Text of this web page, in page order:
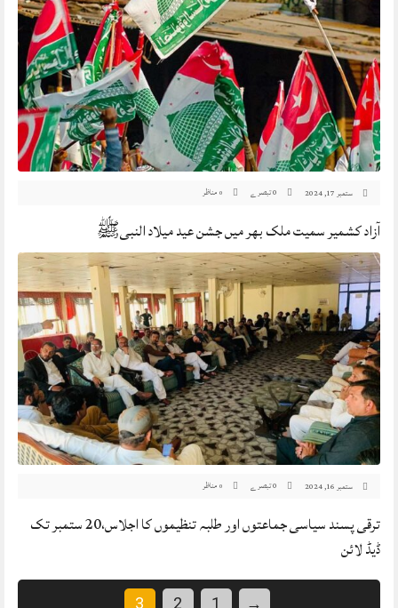
ستمبر 17, 2024 0 مناظر
آزاد کشمیر سمیت ملک بھر میں جشن عید میلاد النبیﷺ
ستمبر 16, 2024 0 مناظر
ترقی پسند سیاسی جماعتوں اور طلبہ تنظیموں کا اجلاس،20 ستمبر تک
ڈیڈ لائن
→
1
2
3